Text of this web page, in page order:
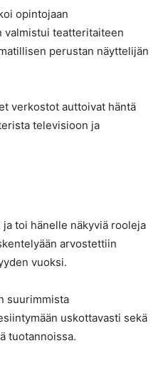
opintojaan
valmistui teatteritaiteen
perustan näyttelijän
verkostot auttoivat häntä
televisioon ja
toi hänelle näkyviä rooleja
arvostettiin
vuoksi.
suurimmista
uskottavasti sekä
tuotannoissa.